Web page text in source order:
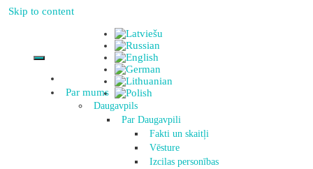
Skip to content
Par mums
Daugavpils
Par Daugavpili
Fakti un skaitļi
Vēsture
Izcilas personības